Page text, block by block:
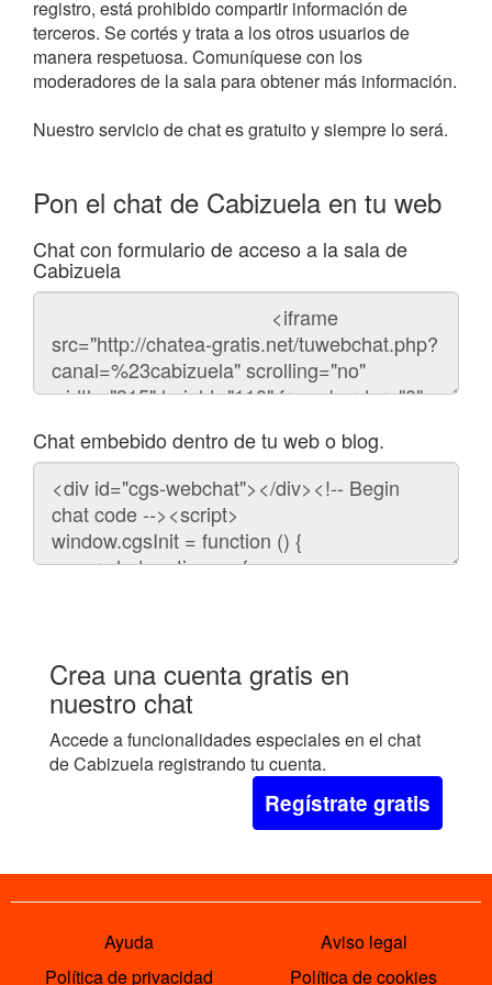
registro, está prohibido compartir información de
terceros. Se cortés y trata a los otros usuarios de
manera respetuosa. Comuníquese con los
moderadores de la sala para obtener más información.
Nuestro servicio de chat es gratuito y siempre lo será.
Pon el chat de Cabizuela en tu web
Chat con formulario de acceso a la sala de
Cabizuela
Código
chat
Chat embebido dentro de tu web o blog.
Código
para
embeber
chat
Crea una cuenta gratis en
nuestro chat
Accede a funcionalidades especiales en el chat
de Cabizuela registrando tu cuenta.
Regístrate gratis
Ayuda
Aviso legal
Política de privacidad
Política de cookies